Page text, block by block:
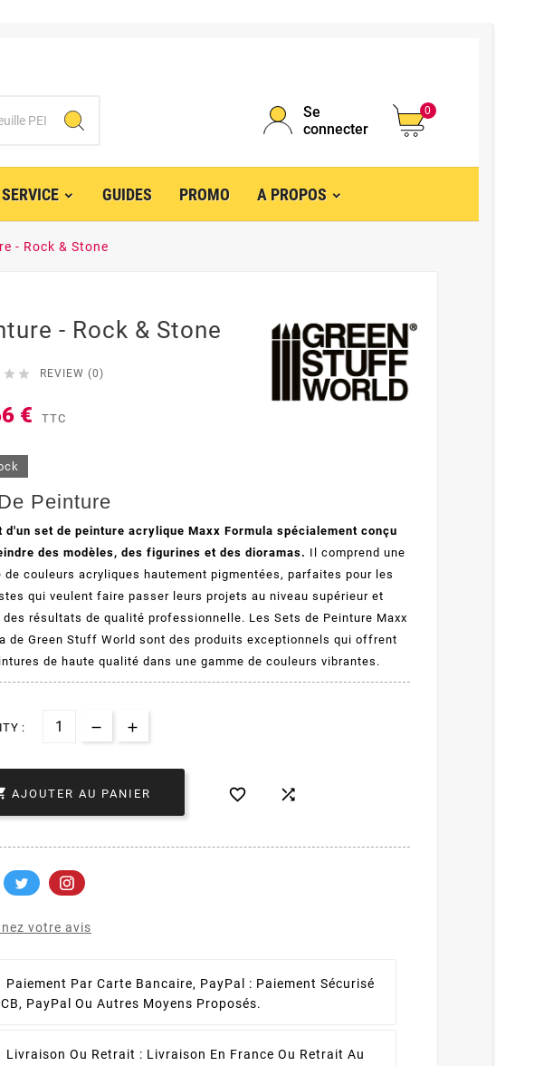
Se
connecter
0
SERVICE GUIDES PROMO A PROPOS
- Rock & Stone
- Rock & Stone
  REVIEW (0)
€ TTC
Peinture
d'un set de peinture acrylique Maxx Formula spécialement conçu
des modèles, des figurines et des dioramas. Il comprend une
de couleurs acryliques hautement pigmentées, parfaites pour les
qui veulent faire passer leurs projets au niveau supérieur et
des résultats de qualité professionnelle. Les Sets de Peinture Maxx
de Green Stuff World sont des produits exceptionnels qui offrent
de haute qualité dans une gamme de couleurs vibrantes.
:
AJOUTER AU PANIER  
votre avis
Paiement Par Carte Bancaire, PayPal : Paiement Sécurisé
PayPal Ou Autres Moyens Proposés.
Livraison Ou Retrait : Livraison En France Ou Retrait Au